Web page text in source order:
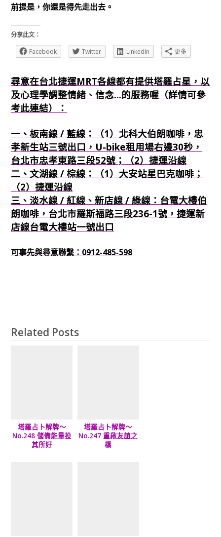
前提是，你還是得先走出去。
分享此文：
Facebook
Twitter LinkedIn 更多
尋意在台北捷運MRT各線都有提供塔羅占星，以
及心理學調整情緒、信念...的服務喔（詳情可參
考此連結）：
一、板南線 / 藍線：（1）北科大伯朗咖啡，忠
孝新生站三號出口，U-bike租用場右邊30秒，
台北市忠孝東路三段52號；（2）捷運沿線
二、文湖線 / 棕線：（1）大安站星巴克咖啡；
（2）捷運沿線
三、淡水線 / 紅線、新店線 / 綠線：台電大樓伯
朗咖啡，台北市羅斯福路三段236-1號，捷運新
店線台電大樓站一號出口
可事先與尋意聯繫：0912-485-598
Related Posts
塔羅占卜解牌～
No.248 儲備能量投
其所好
塔羅占卜解牌～
No.247 重啟友誼之
橋